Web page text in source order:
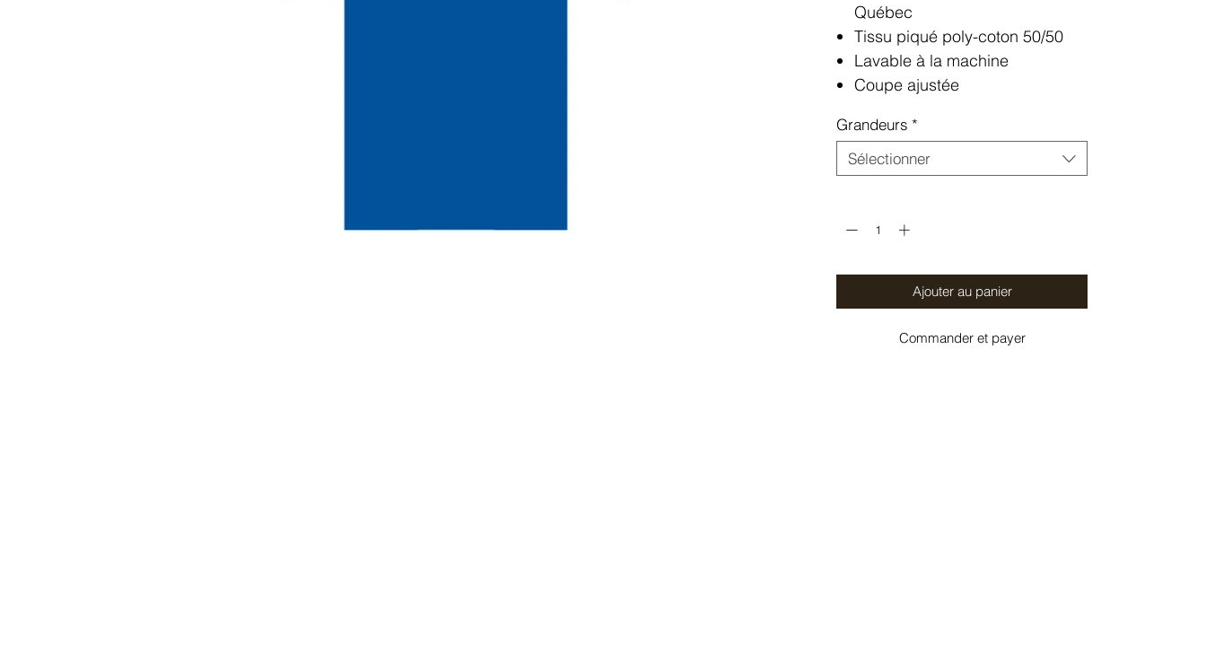
Québec
Tissu piqué poly-coton 50/50
Lavable à la machine
Coupe ajustée
Grandeurs *
Sélectionner
Ajouter au panier
Commander et payer